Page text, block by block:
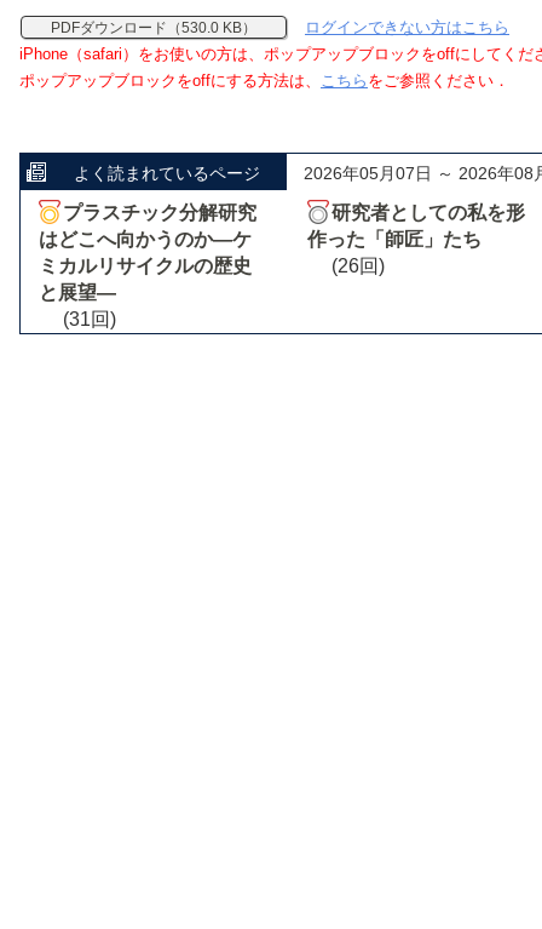
PDFダウンロード（530.0 KB）
ログインできない方はこちら
iPhone（safari）をお使いの方は、ポップアップブロックをoffにしてくだ
ポップアップブロックをoffにする方法は、 こちら をご参照ください．
よく読まれているページ 2026年05月07日 ～ 2026年08
プラスチック分解研究
はどこへ向かうのか―ケ
ミカルリサイクルの歴史
と展望―
(31回)
研究者としての私を形
作った「師匠」たち
(26回)